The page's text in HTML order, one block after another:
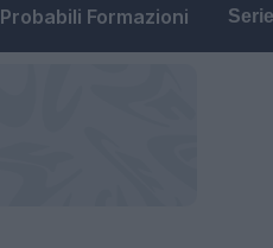
Probabili Formazioni